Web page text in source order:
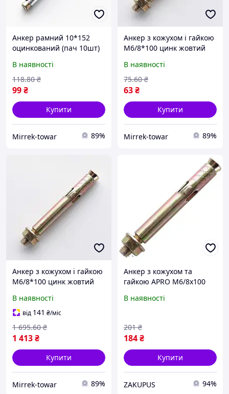
Анкер рамний 10*152
оцинкований (пач 10шт)
В наявності
99₴
118.80 ₴
Купити
Mirrek-towar 89%
Анкер з кожухом і гайкою
М6/8*100 цинк жовтий
В наявності
63₴
75.60 ₴
Купити
Mirrek-towar 89%
Анкер з кожухом і гайкою
М6/8*100 цинк жовтий
В наявності
від 141 ₴/міс
1 413₴
1 695.60 ₴
Купити
Mirrek-towar 89%
Анкер з кожухом та
гайкою APRO М6/8х100
шт
В наявності
184₴
201 ₴
Купити
ZAKUPUS 94%